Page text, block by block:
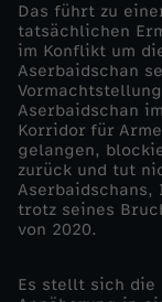
i
m
S
c
h
a
Das führt zu
tatsächlichen
im Konflikt um
Aserbaidschan
Aserbaidschan
Korridor für
gelangen,
zurück und tut
trotz seines
von 2020.
Es stellt sich die